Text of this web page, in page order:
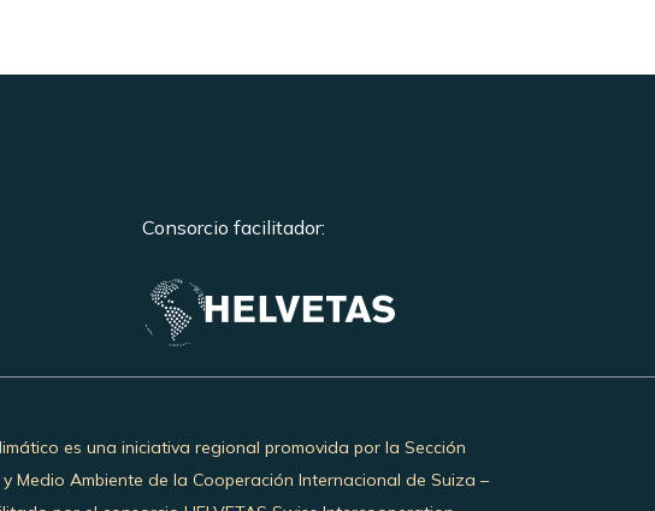
Consorcio facilitador:
es una iniciativa regional promovida por la Sección
Medio Ambiente de la Cooperación Internacional de Suiza –